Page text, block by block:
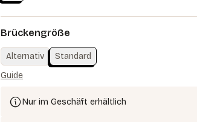
Brückengröße
Alternativ
Standard
Guide
Nur im Geschäft erhältlich